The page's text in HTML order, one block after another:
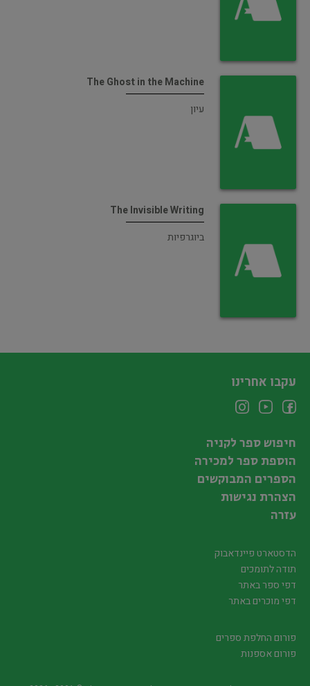
The Ghost in the Machine
עיון
The Invisible Writing
ביוגרפיות
עקבו אחרינו
חיפוש ספר לקניה
הוספת ספר למכירה
הספרים המבוקשים
הצהרת נגישות
עזרה
הדסטארט פיינדאבוק
תודה לתומכים
דפי ספר באתר
דפי מוכרים באתר
פורום החלפת ספרים
פורום אספנות